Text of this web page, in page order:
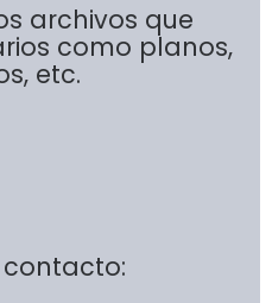
archivos que
como planos,
etc.
contacto: